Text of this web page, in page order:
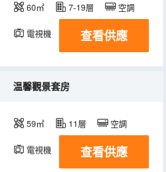
60㎡ 7-19層 空調
電視機 查看供應
温馨觀景套房
59㎡ 11層 空調
電視機 查看供應